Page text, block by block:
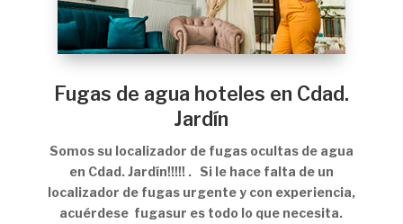
Fugas de agua hoteles en Cdad.
Jardín
Somos su localizador de fugas ocultas de agua
en Cdad. Jardín!!!!! . Si le hace falta de un
localizador de fugas urgente y con experiencia,
acuérdese fugasur es todo lo que necesita.